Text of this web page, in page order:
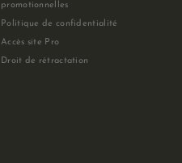
promotionnelles
Politique de confidentialité
Accès site Pro
Droit de rétractation